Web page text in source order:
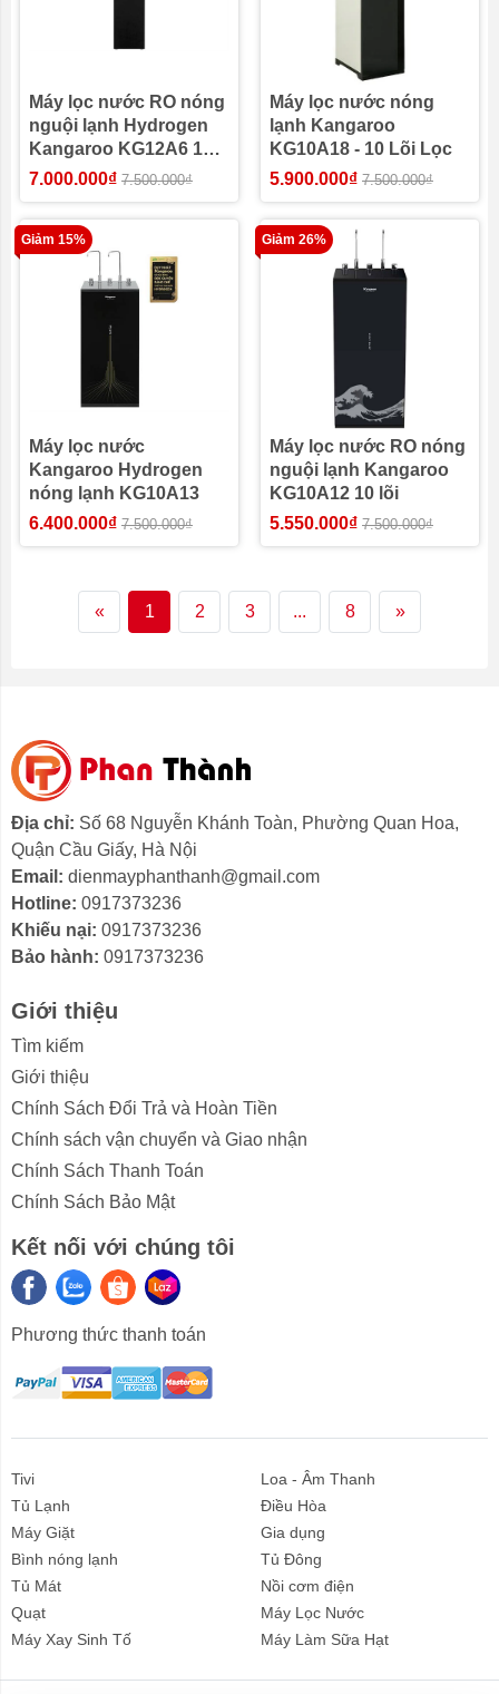
Liên hệ
Máy lọc nước RO nóng
nguội lạnh Hydrogen
Kangaroo KG12A6 12
lõi
7.000.000₫ 7.500.000₫
Máy lọc nước nóng
lạnh Kangaroo
KG10A18 - 10 Lõi Lọc
5.900.000₫ 7.500.000₫
Giảm 15%
Máy lọc nước
Kangaroo Hydrogen
nóng lạnh KG10A13
6.400.000₫ 7.500.000₫
Giảm 26%
Máy lọc nước RO nóng
nguội lạnh Kangaroo
KG10A12 10 lõi
5.550.000₫ 7.500.000₫
« 1 2 3 ... 8 »
Địa chỉ: Số 68 Nguyễn Khánh Toàn, Phường Quan Hoa,
Quận Cầu Giấy, Hà Nội
Email: dienmayphanthanh@gmail.com
Hotline: 0917373236
Khiếu nại: 0917373236
Bảo hành: 0917373236
Giới thiệu
Tìm kiếm
Giới thiệu
Chính Sách Đổi Trả và Hoàn Tiền
Chính sách vận chuyển và Giao nhận
Chính Sách Thanh Toán
Chính Sách Bảo Mật
Kết nối với chúng tôi
Phương thức thanh toán
Tivi
Loa - Âm Thanh
Tủ Lạnh
Điều Hòa
Máy Giặt
Gia dụng
Bình nóng lạnh
Tủ Đông
Tủ Mát
Nồi cơm điện
Quạt
Máy Lọc Nước
Máy Xay Sinh Tố
Máy Làm Sữa Hạt